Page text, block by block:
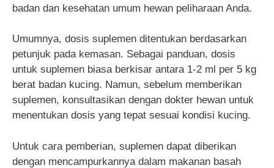
badan dan kesehatan umum hewan peliharaan Anda.
Umumnya, dosis suplemen ditentukan berdasarkan
petunjuk pada kemasan. Sebagai panduan, dosis
untuk suplemen biasa berkisar antara 1-2 ml per 5 kg
berat badan kucing. Namun, sebelum memberikan
suplemen, konsultasikan dengan dokter hewan untuk
menentukan dosis yang tepat sesuai kondisi kucing.
Untuk cara pemberian, suplemen dapat diberikan
dengan mencampurkannya dalam makanan basah